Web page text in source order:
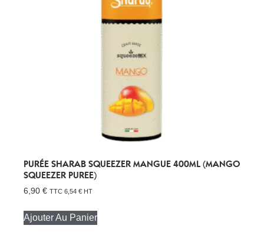
PURÉE SHARAB SQUEEZER MANGUE 400ML (MANGO
SQUEEZER PUREE)
6,90 € TTC 6,54 € HT
Ajouter Au Panier